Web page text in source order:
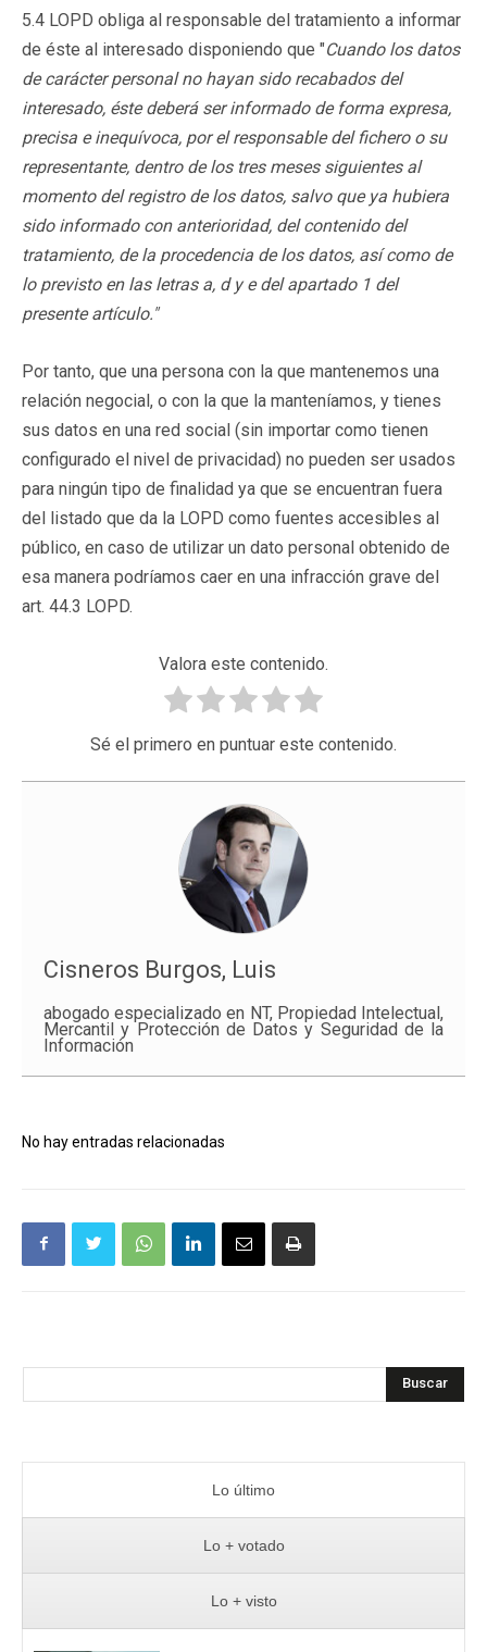
5.4 LOPD obliga al responsable del tratamiento a informar
de éste al interesado disponiendo que "Cuando los datos
de carácter personal no hayan sido recabados del
interesado, éste deberá ser informado de forma expresa,
precisa e inequívoca, por el responsable del fichero o su
representante, dentro de los tres meses siguientes al
momento del registro de los datos, salvo que ya hubiera
sido informado con anterioridad, del contenido del
tratamiento, de la procedencia de los datos, así como de
lo previsto en las letras a, d y e del apartado 1 del
presente artículo."
Por tanto, que una persona con la que mantenemos una
relación negocial, o con la que la manteníamos, y tienes
sus datos en una red social (sin importar como tienen
configurado el nivel de privacidad) no pueden ser usados
para ningún tipo de finalidad ya que se encuentran fuera
del listado que da la LOPD como fuentes accesibles al
público, en caso de utilizar un dato personal obtenido de
esa manera podríamos caer en una infracción grave del
art. 44.3 LOPD.
Valora este contenido.
Sé el primero en puntuar este contenido.
Cisneros Burgos, Luis
abogado especializado en NT, Propiedad Intelectual,
Mercantil y Protección de Datos y Seguridad de la
Información
No hay entradas relacionadas
Buscar
Lo último
Lo + votado
Lo + visto